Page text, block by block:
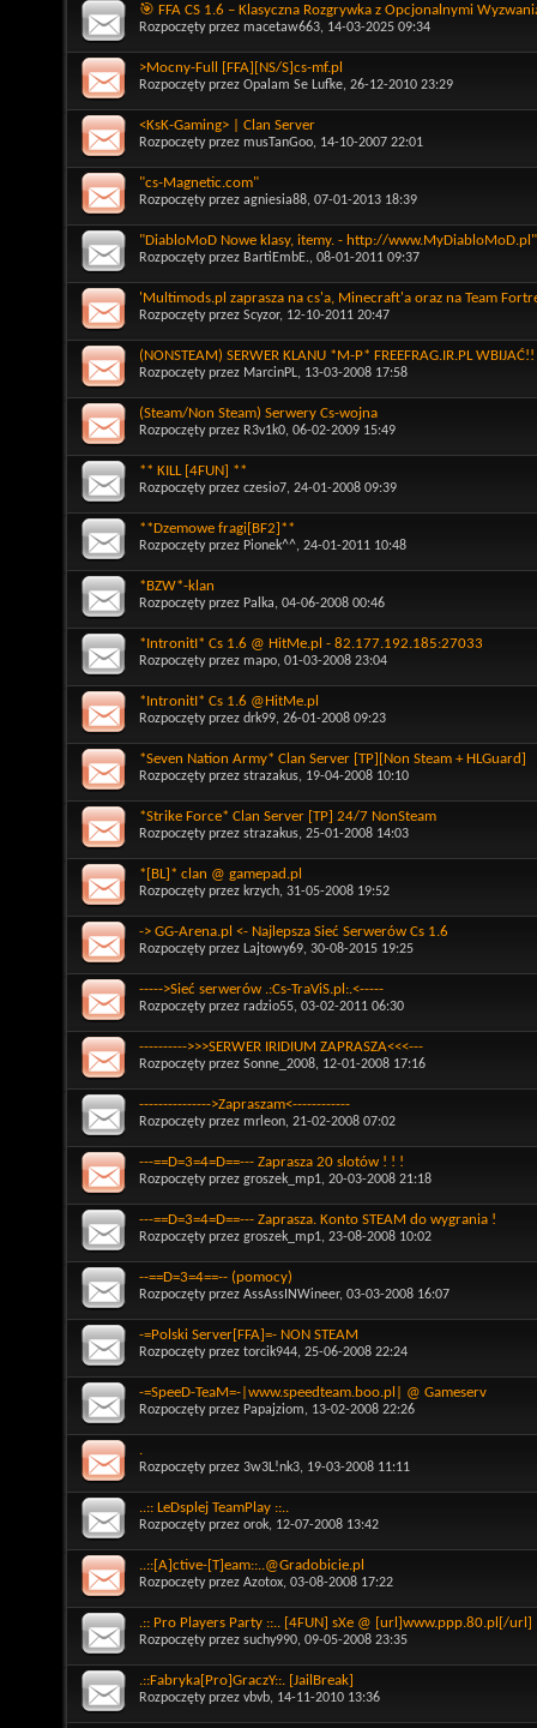
🎯 FFA CS 1.6 – Klasyczna Rozgrywka z Opcjonalnymi
Rozpoczęty przez macetaw663, 14-03-2025 09:34
>Mocny-Full [FFA][NS/S]cs-mf.pl
Rozpoczęty przez Opalam Se Lufke, 26-12-2010 23:29
<KsK-Gaming> | Clan Server
Rozpoczęty przez musTanGoo, 14-10-2007 22:01
"cs-Magnetic.com"
Rozpoczęty przez agniesia88, 07-01-2013 18:39
"DiabloMoD Nowe klasy, itemy. - http://www.MyDiabloMoD.pl"
Rozpoczęty przez BartiEmbE., 08-01-2011 09:37
'Multimods.pl zaprasza na cs'a, Minecraft'a oraz na Team
Rozpoczęty przez Scyzor, 12-10-2011 20:47
(NONSTEAM) SERWER KLANU *M-P* FREEFRAG.IR.PL WBIJAĆ!!
Rozpoczęty przez MarcinPL, 13-03-2008 17:58
(Steam/Non Steam) Serwery Cs-wojna
Rozpoczęty przez R3v1k0, 06-02-2009 15:49
** KILL [4FUN] **
Rozpoczęty przez czesio7, 24-01-2008 09:39
**Dzemowe fragi[BF2]**
Rozpoczęty przez Pionek^^, 24-01-2011 10:48
*BZW*-klan
Rozpoczęty przez Palka, 04-06-2008 00:46
*IntronitI* Cs 1.6 @ HitMe.pl - 82.177.192.185:27033
Rozpoczęty przez mapo, 01-03-2008 23:04
*IntronitI* Cs 1.6 @HitMe.pl
Rozpoczęty przez drk99, 26-01-2008 09:23
*Seven Nation Army* Clan Server [TP][Non Steam + HLGuard]
Rozpoczęty przez strazakus, 19-04-2008 10:10
*Strike Force* Clan Server [TP] 24/7 NonSteam
Rozpoczęty przez strazakus, 25-01-2008 14:03
*[BL]* clan @ gamepad.pl
Rozpoczęty przez krzych, 31-05-2008 19:52
-> GG-Arena.pl <- Najlepsza Sieć Serwerów Cs 1.6
Rozpoczęty przez Lajtowy69, 30-08-2015 19:25
----->Sieć serwerów .:Cs-TraViS.pl:.<-----
Rozpoczęty przez radzio55, 03-02-2011 06:30
---------->>>SERWER IRIDIUM ZAPRASZA<<<---
Rozpoczęty przez Sonne_2008, 12-01-2008 17:16
--------------->Zapraszam<------------
Rozpoczęty przez mrleon, 21-02-2008 07:02
---==D=3=4=D==--- Zaprasza 20 slotów ! ! !
Rozpoczęty przez groszek_mp1, 20-03-2008 21:18
---==D=3=4=D==--- Zaprasza. Konto STEAM do wygrania !
Rozpoczęty przez groszek_mp1, 23-08-2008 10:02
--==D=3=4==-- (pomocy)
Rozpoczęty przez AssAssINWineer, 03-03-2008 16:07
-=Polski Server[FFA]=- NON STEAM
Rozpoczęty przez torcik944, 25-06-2008 22:24
-=SpeeD-TeaM=-|www.speedteam.boo.pl| @ Gameserv
Rozpoczęty przez Papajziom, 13-02-2008 22:26
.
Rozpoczęty przez 3w3L!nk3, 19-03-2008 11:11
..:: LeDsplej TeamPlay ::..
Rozpoczęty przez orok, 12-07-2008 13:42
..::[A]ctive-[T]eam::..@Gradobicie.pl
Rozpoczęty przez Azotox, 03-08-2008 17:22
.:: Pro Players Party ::.. [4FUN] sXe @ [url]www.ppp.80.pl[/url]
Rozpoczęty przez suchy990, 09-05-2008 23:35
.::Fabryka[Pro]GraczY::. [JailBreak]
Rozpoczęty przez vbvb, 14-11-2010 13:36